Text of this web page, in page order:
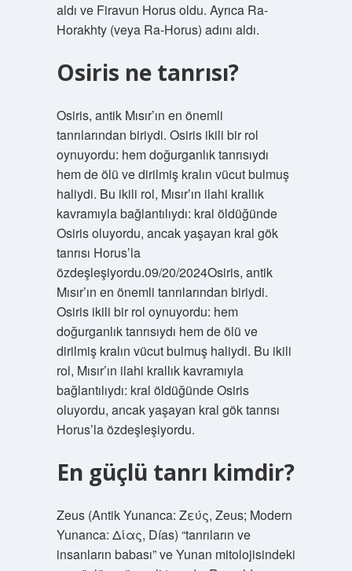
aldı ve Firavun Horus oldu. Ayrıca Ra-
Horakhty (veya Ra-Horus) adını aldı.
Osiris ne tanrısı?
Osiris, antik Mısır’ın en önemli
tanrılarından biriydi. Osiris ikili bir rol
oynuyordu: hem doğurganlık tanrısıydı
hem de ölü ve dirilmiş kralın vücut bulmuş
haliydi. Bu ikili rol, Mısır’ın ilahi krallık
kavramıyla bağlantılıydı: kral öldüğünde
Osiris oluyordu, ancak yaşayan kral gök
tanrısı Horus’la
özdeşleşiyordu.09/20/2024Osiris, antik
Mısır’ın en önemli tanrılarından biriydi.
Osiris ikili bir rol oynuyordu: hem
doğurganlık tanrısıydı hem de ölü ve
dirilmiş kralın vücut bulmuş haliydi. Bu ikili
rol, Mısır’ın ilahi krallık kavramıyla
bağlantılıydı: kral öldüğünde Osiris
oluyordu, ancak yaşayan kral gök tanrısı
Horus’la özdeşleşiyordu.
En güçlü tanrı kimdir?
Zeus (Antik Yunanca: Ζεύς, Zeus; Modern
Yunanca: Δίας, Días) “tanrıların ve
insanların babası” ve Yunan mitolojisindeki